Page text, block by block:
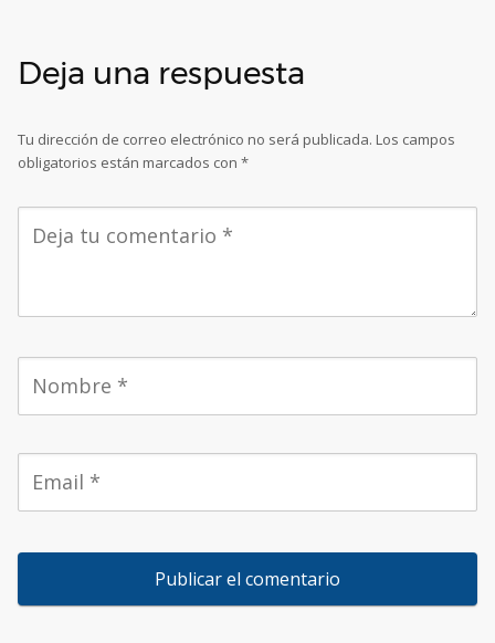
Deja una respuesta
Tu dirección de correo electrónico no será publicada. Los campos
obligatorios están marcados con *